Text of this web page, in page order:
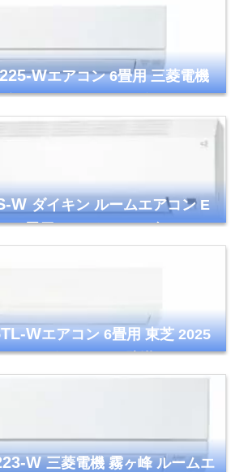
Wエアコン 6畳用 三菱電機
年モデル GVシリーズ ピュアホ
ト 清潔 除湿 単相100V
Wダイキン ルームエアコン E
6畳用 ホワイト 2025年モデル
Wエアコン 6畳用 東芝 2025
リーズ ホワイト 壁掛け クーラ
W三菱電機 霧ヶ峰 ルームエ